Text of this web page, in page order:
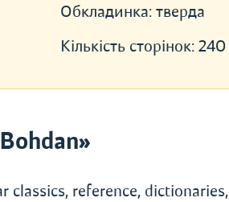
Обкладинка: тверда
Кількість сторінок: 240
reference, dictionaries,